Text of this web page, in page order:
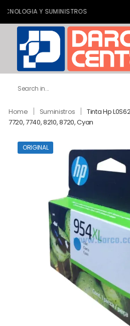
Y SUMINISTROS
Home | Suministros | Tinta Hp
7720, 7740, 8210, 8720, Cyan
ORIGINAL